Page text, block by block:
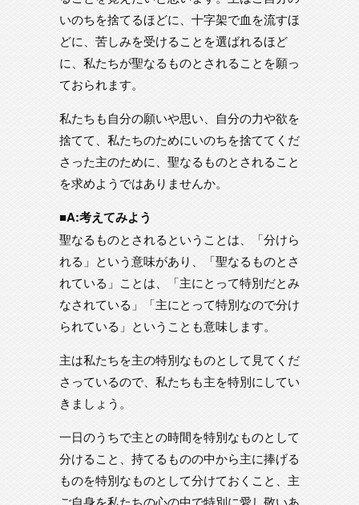
いのちを捨てるほどに、十字架で血を流すほ
どに、苦しみを受けることを選ばれるほど
に、私たちが聖なるものとされることを願っ
ておられます。
私たちも自分の願いや思い、自分の力や欲を
捨てて、私たちのためにいのちを捨ててくだ
さった主のために、聖なるものとされること
を求めようではありませんか。
■A:考えてみよう
聖なるものとされるということは、「分けら
れる」という意味があり、「聖なるものとさ
れている」ことは、「主にとって特別だとみ
なされている」「主にとって特別なので分け
られている」ということも意味します。
主は私たちを主の特別なものとして見てくだ
さっているので、私たちも主を特別にしてい
きましょう。
一日のうちで主との時間を特別なものとして
分けること、持てるものの中から主に捧げる
ものを特別なものとして分けておくこと、主
ご自身を私たちの心の中で特別に愛し敬いあ